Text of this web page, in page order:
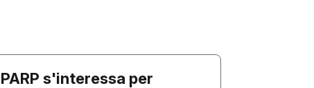
PARP s'interessa per